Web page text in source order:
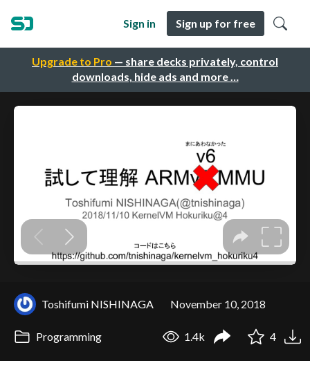
Upgrade to Pro — share decks privately, control
downloads, hide ads and more …
Sign in Sign up for free
Toshifumi NISHINAGA November 10, 2018
Programming 1.4k 4